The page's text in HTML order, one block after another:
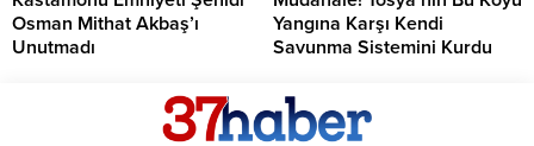
Osman Mithat Akbaş’ı
Unutmadı
Yangına Karşı Kendi
Savunma Sistemini Kurdu